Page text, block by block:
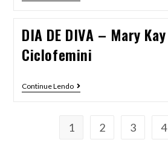
DIA DE DIVA – Mary
Ciclofemini
Continue Lendo
1 2 3 4